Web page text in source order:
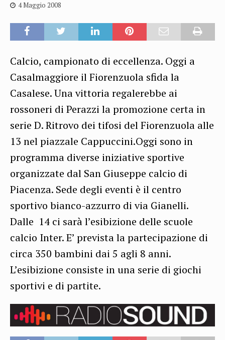
4 Maggio 2008
Calcio, campionato di eccellenza. Oggi a
Casalmaggiore il Fiorenzuola sfida la
Casalese. Una vittoria regalerebbe ai
rossoneri di Perazzi la promozione certa in
serie D. Ritrovo dei tifosi del Fiorenzuola alle
13 nel piazzale Cappuccini.Oggi sono in
programma diverse iniziative sportive
organizzate dal San Giuseppe calcio di
Piacenza. Sede degli eventi è il centro
sportivo bianco-azzurro di via Gianelli.
Dalle 14 ci sarà l’esibizione delle scuole
calcio Inter. E’ prevista la partecipazione di
circa 350 bambini dai 5 agli 8 anni.
L’esibizione consiste in una serie di giochi
sportivi e di partite.